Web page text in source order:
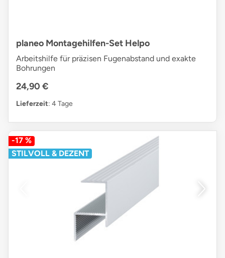
planeo Montagehilfen-Set Helpo
Arbeitshilfe für präzisen Fugenabstand und exakte
Bohrungen
24,90 €
Lieferzeit: 4 Tage
-17 %
STILVOLL & DEZENT